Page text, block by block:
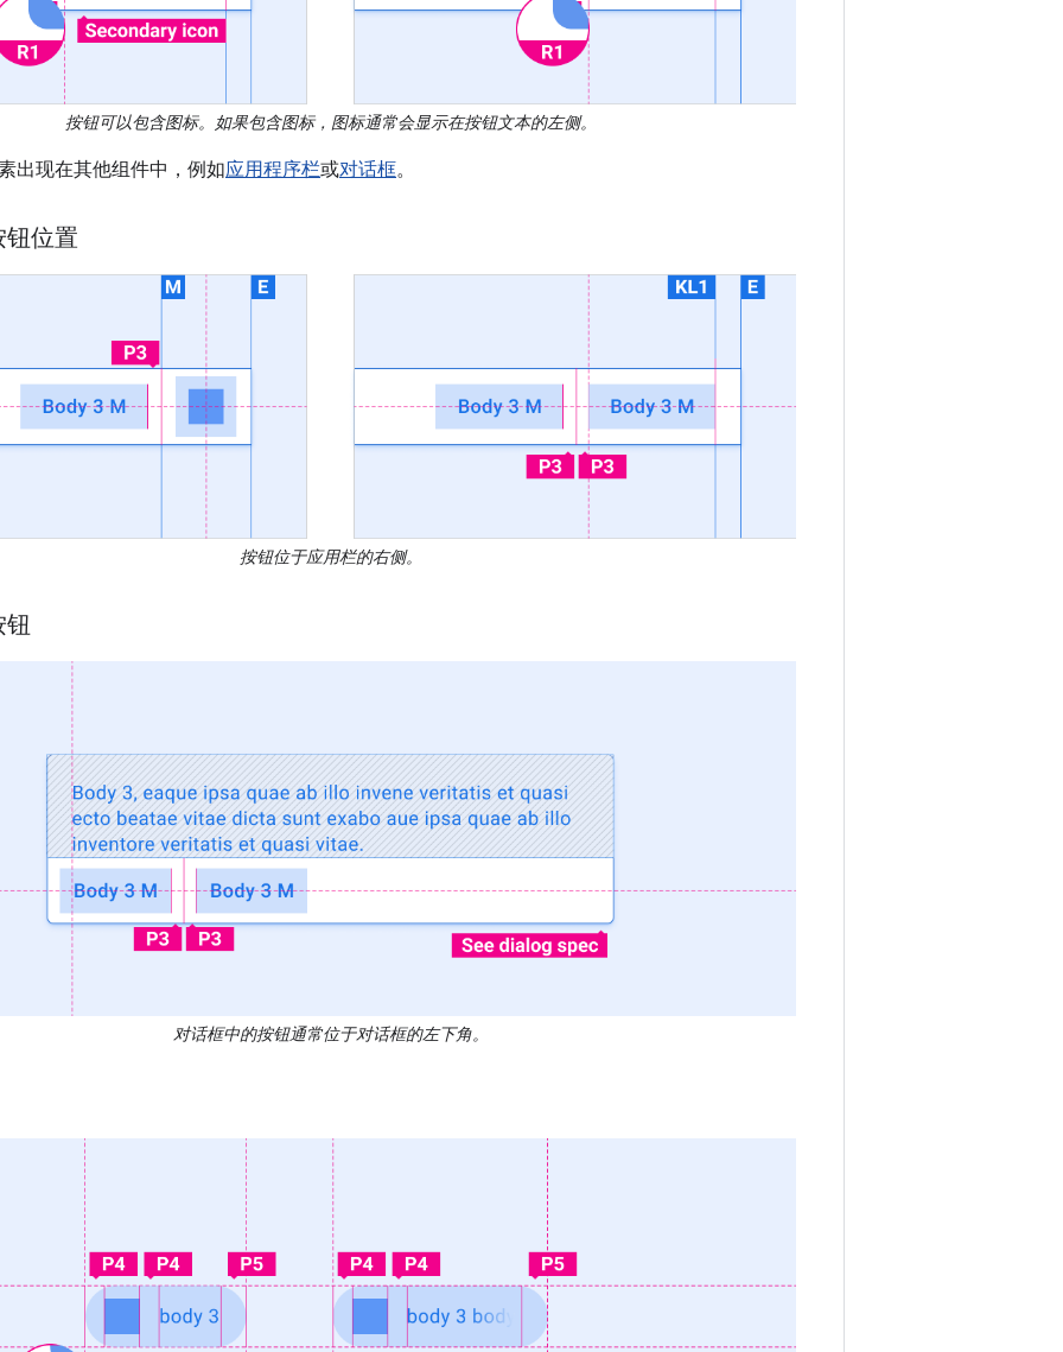
按钮可以包含图标。如果包含图标，图标通常会显示在按钮文本的左侧。
出现在其他组件中，例如应用程序栏或对话框。
位置
按钮位于应用栏的右侧。
钮
对话框中的按钮通常位于对话框的左下角。